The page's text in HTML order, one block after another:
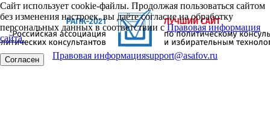
Сайт использует cookie-файлы. Продолжая пользоваться сайтом
без изменения настроек, вы даёте согласие на обработку
персональных данных в соответствии сПравовая информация
сайта.
Согласен Правовая информацияsupport@asafov.ru